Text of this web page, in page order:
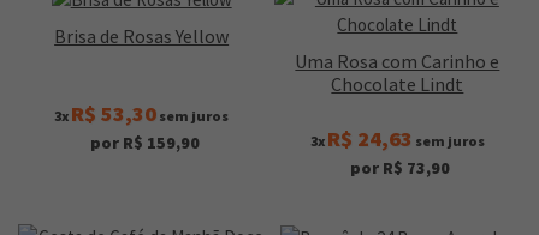
Brisa de Rosas Yellow
3x R$ 53,30 sem juros
por R$ 159,90
Uma Rosa com Carinho e
Chocolate Lindt
3x R$ 24,63 sem juros
por R$ 73,90